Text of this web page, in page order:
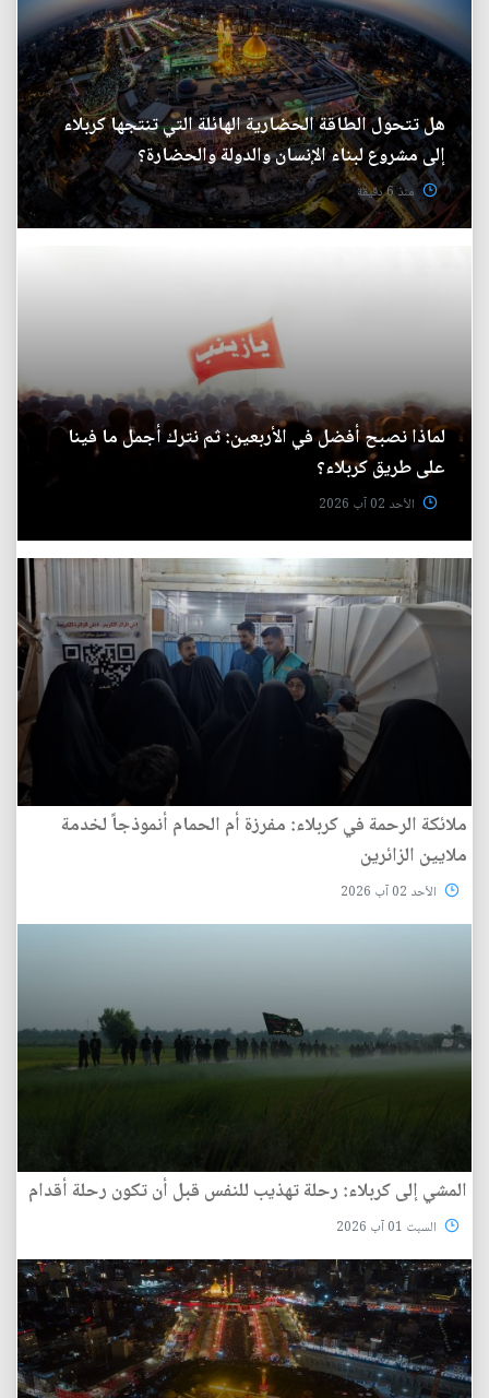
هل تتحول الطاقة الحضارية الهائلة التي تنتجها كربلاء
إلى مشروع لبناء الإنسان والدولة والحضارة؟
منذ 6 دقيقة
لماذا نصبح أفضل في الأربعين: ثم نترك أجمل ما فينا
على طريق كربلاء؟
الأحد 02 آب 2026
ملائكة الرحمة في كربلاء: مفرزة أم الحمام أنموذجاً لخدمة
ملايين الزائرين
الأحد 02 آب 2026
المشي إلى كربلاء: رحلة تهذيب للنفس قبل أن تكون رحلة أقدام
السبت 01 آب 2026